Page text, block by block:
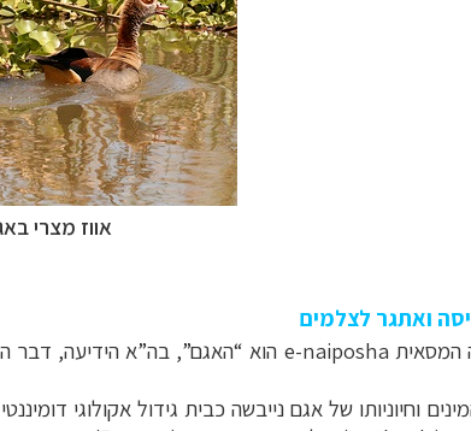
אווז מצרי
ואתגר לצלמים
המסאית e-naiposha הוא “האגם”, בה”א הידיעה, דבר